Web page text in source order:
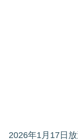
2026年1月17日